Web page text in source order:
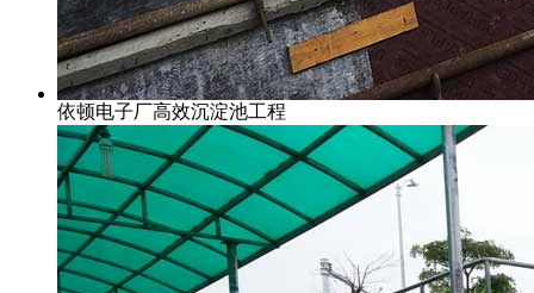
依顿电子厂高效沉淀池工程